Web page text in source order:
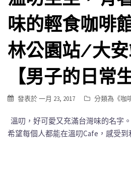
味的輕食咖啡
林公園站/大
【男子的日常
發表於一月 23, 2017 分類為《咖
溫叨，好可愛又充滿台灣味的名字
希望每個人都能在溫叨Cafe，感受